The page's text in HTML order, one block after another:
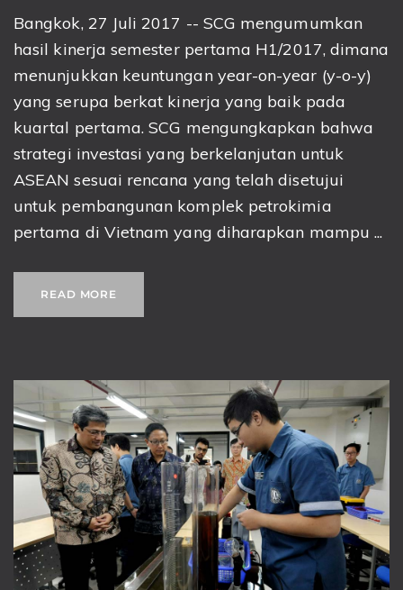
Bangkok, 27 Juli 2017 -- SCG mengumumkan
hasil kinerja semester pertama H1/2017, dimana
menunjukkan keuntungan year-on-year (y-o-y)
yang serupa berkat kinerja yang baik pada
kuartal pertama. SCG mengungkapkan bahwa
strategi investasi yang berkelanjutan untuk
ASEAN sesuai rencana yang telah disetujui
untuk pembangunan komplek petrokimia
pertama di Vietnam yang diharapkan mampu ...
READ MORE